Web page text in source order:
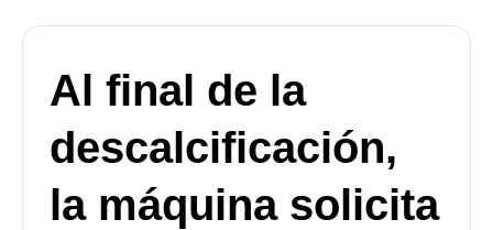
Al final de la
descalcificación,
la máquina solicita